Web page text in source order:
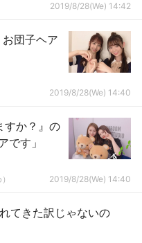
2019/8/28(We) 14:42
団子ヘア
2019/8/28(We) 14:40
すか？』の
です」
2019/8/28(We) 14:40
てきた訳じゃないの